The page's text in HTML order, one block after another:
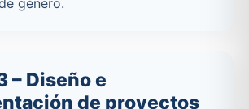
– Diseño e
de proyectos